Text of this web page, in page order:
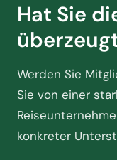
Hat Sie
Werden Sie
Sie von einer
konkreter